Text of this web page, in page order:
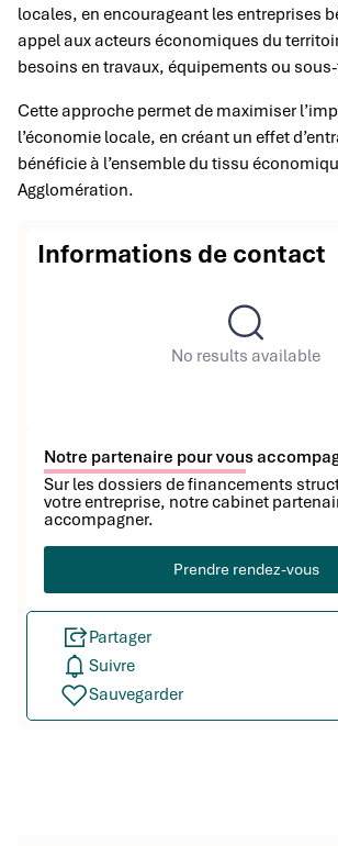
locales, en encourageant les entreprises
appel aux acteurs économiques du
besoins en travaux, équipements ou
Cette approche permet de maximiser
l’économie locale, en créant un effet
bénéficie à l’ensemble du tissu
Agglomération.
Informations de contact
No results available
Notre partenaire pour vous
Sur les dossiers de financements
votre entreprise, notre cabinet
accompagner.
Prendre rendez-vous
Partager
Suivre
Sauvegarder